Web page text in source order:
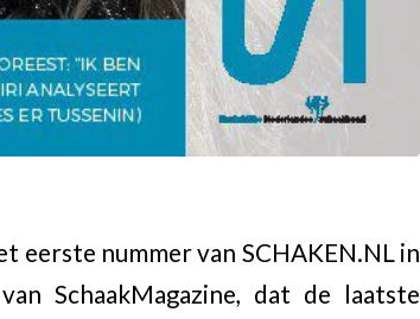
eerste nummer van SCHAKEN.NL in
SchaakMagazine, dat de laatste